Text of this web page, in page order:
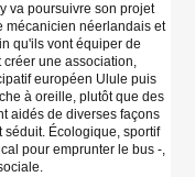
va poursuivre son projet
mécanicien néerlandais et
qu'ils vont équiper de
créer une association,
européen Ulule puis
à oreille, plutôt que des
aidés de diverses façons
Écologique, sportif
pour emprunter le bus -,